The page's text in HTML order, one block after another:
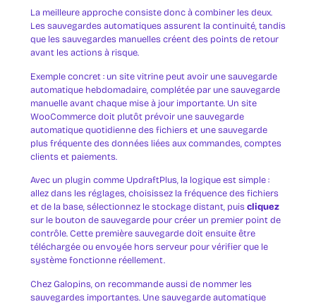
La meilleure approche consiste donc à combiner les deux.
Les sauvegardes automatiques assurent la continuité, tandis
que les sauvegardes manuelles créent des points de retour
avant les actions à risque.
Exemple concret : un site vitrine peut avoir une sauvegarde
automatique hebdomadaire, complétée par une sauvegarde
manuelle avant chaque mise à jour importante. Un site
WooCommerce doit plutôt prévoir une sauvegarde
automatique quotidienne des fichiers et une sauvegarde
plus fréquente des données liées aux commandes, comptes
clients et paiements.
Avec un plugin comme UpdraftPlus, la logique est simple :
allez dans les réglages, choisissez la fréquence des fichiers
et de la base, sélectionnez le stockage distant, puiscliquez
sur le bouton de sauvegarde pour créer un premier point de
contrôle. Cette première sauvegarde doit ensuite être
téléchargée ou envoyée hors serveur pour vérifier que le
système fonctionne réellement.
Chez Galopins, on recommande aussi de nommer les
sauvegardes importantes. Une sauvegarde automatique